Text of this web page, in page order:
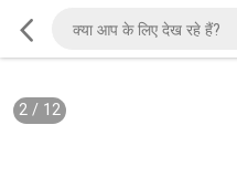
2/ 12